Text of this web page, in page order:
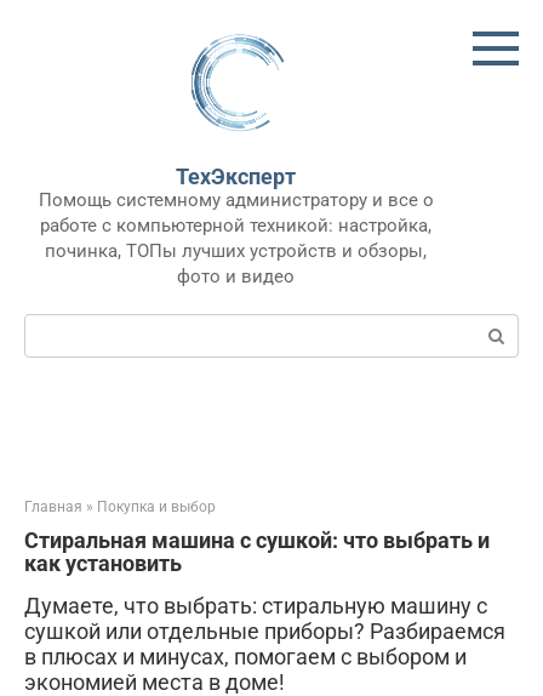
ТехЭксперт
Помощь системному администратору и все о
работе с компьютерной техникой: настройка,
починка, ТОПы лучших устройств и обзоры,
фото и видео
Поиск:
Главная » Покупка и выбор
Стиральная машина с сушкой: что выбрать и
как установить
Думаете, что выбрать: стиральную машину с
сушкой или отдельные приборы? Разбираемся
в плюсах и минусах, помогаем с выбором и
экономией места в доме!